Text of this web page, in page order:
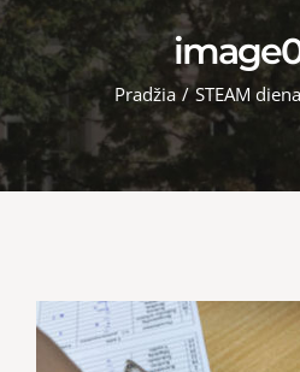
Pradžia / STEAM diena